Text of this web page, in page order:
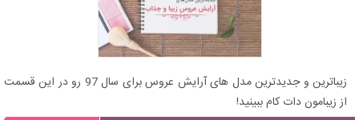
زیباترین و جدیدترین مدل های آرایش عروس برای سال 97 رو در این قسمت
از زیبامون دات کام ببینید!